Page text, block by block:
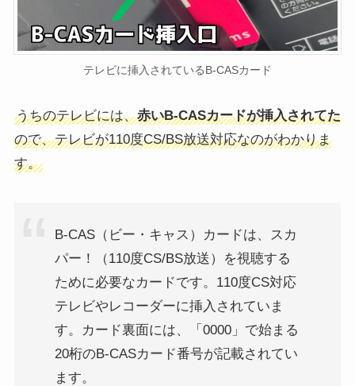
テレビに挿入されているB-CASカード
うちのテレビには、赤いB-CASカードが挿入されてた
ので、テレビが110度CS/BS放送対応なのがわかりま
す。
B-CAS（ビー・キャス）カードは、スカ
パー！（110度CS/BS放送）を視聴する
ために必要なカードです。110度CS対応
テレビやレコーダーに挿入されていま
す。カード裏面には、「0000」で始まる
20桁のB-CASカード番号が記載されてい
ます。